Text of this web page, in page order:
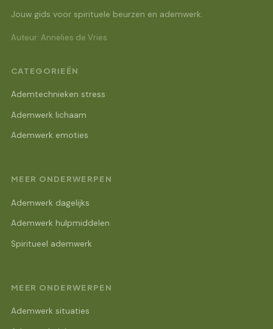
Jouw gids voor spirituele beurzen en ademwerk.
Auteur: Annelies de Vries
CATEGORIEËN
Ademtechnieken stress
Ademwerk lichaam
Ademwerk emoties
MEER ONDERWERPEN
Ademwerk dagelijks
Ademwerk hulpmiddelen
Spiritueel ademwerk
MEER ONDERWERPEN
Ademwerk situaties